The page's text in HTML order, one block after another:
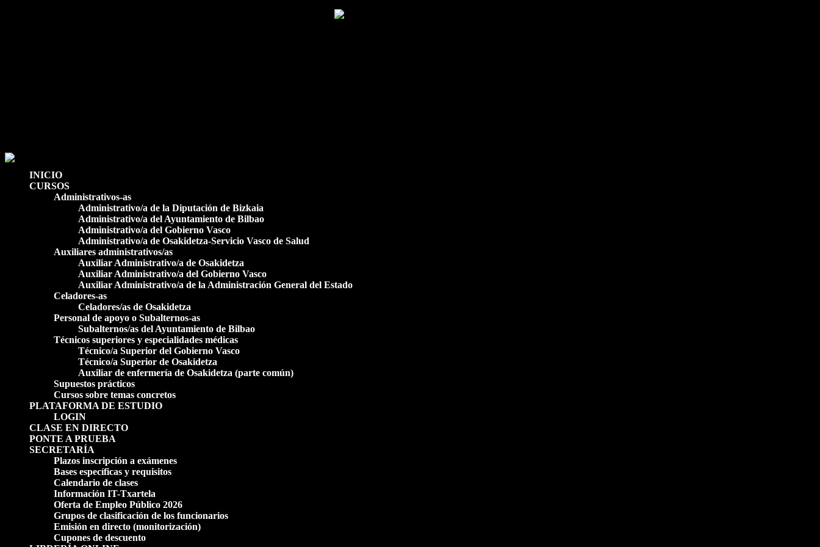
INICIO
CURSOS
Administrativos-as
Administrativo/a de la Diputación de Bizkaia
Administrativo/a del Ayuntamiento de Bilbao
Administrativo/a del Gobierno Vasco
Administrativo/a de Osakidetza-Servicio Vasco de Salud
Auxiliares administrativos/as
Auxiliar Administrativo/a de Osakidetza
Auxiliar Administrativo/a del Gobierno Vasco
Auxiliar Administrativo/a de la Administración General del Estado
Celadores-as
Celadores/as de Osakidetza
Personal de apoyo o Subalternos-as
Subalternos/as del Ayuntamiento de Bilbao
Técnicos superiores y especialidades médicas
Técnico/a Superior del Gobierno Vasco
Técnico/a Superior de Osakidetza
Auxiliar de enfermería de Osakidetza (parte común)
Supuestos prácticos
Cursos sobre temas concretos
PLATAFORMA DE ESTUDIO
LOGIN
CLASE EN DIRECTO
PONTE A PRUEBA
SECRETARÍA
Plazos inscripción a exámenes
Bases específicas y requisitos
Calendario de clases
Información IT-Txartela
Oferta de Empleo Público 2026
Grupos de clasificación de los funcionarios
Emisión en directo (monitorización)
Cupones de descuento